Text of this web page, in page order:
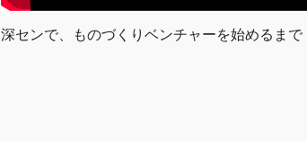
深センで、ものづくりベンチャーを始めるまで